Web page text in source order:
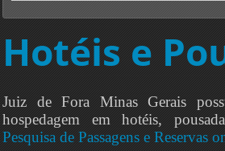
Hotéis e
Juiz de Fora Minas Gerais
hospedagem em hotéis,
Pesquisa de Passagens e Reservas